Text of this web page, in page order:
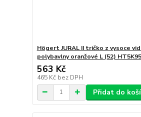
Högert JURAL II tričko z vysoce
polybavlny oranžové L (52)
563 Kč
465 Kč bez DPH
Přidat do